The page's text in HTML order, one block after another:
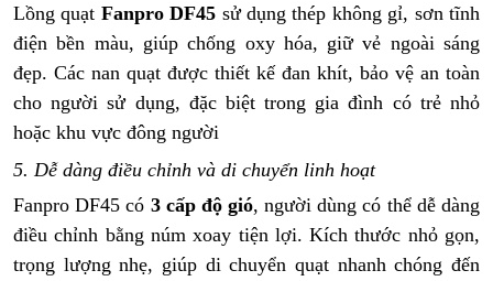
Lồng quạt Fanpro DF45 sử dụng thép không gỉ, sơn tĩnh
điện bền màu, giúp chống oxy hóa, giữ vẻ ngoài sáng
đẹp. Các nan quạt được thiết kế đan khít, bảo vệ an toàn
cho người sử dụng, đặc biệt trong gia đình có trẻ nhỏ
hoặc khu vực đông người
5. Dễ dàng điều chỉnh và di chuyển linh hoạt
Fanpro DF45 có 3 cấp độ gió, người dùng có thể dễ dàng
điều chỉnh bằng núm xoay tiện lợi. Kích thước nhỏ gọn,
trọng lượng nhẹ, giúp di chuyển quạt nhanh chóng đến